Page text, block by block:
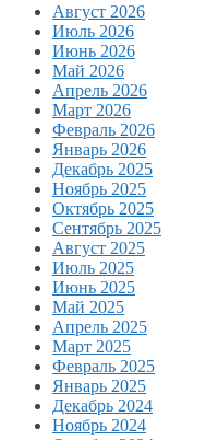
Август 2026
Июль 2026
Июнь 2026
Май 2026
Апрель 2026
Март 2026
Февраль 2026
Январь 2026
Декабрь 2025
Ноябрь 2025
Октябрь 2025
Сентябрь 2025
Август 2025
Июль 2025
Июнь 2025
Май 2025
Апрель 2025
Март 2025
Февраль 2025
Январь 2025
Декабрь 2024
Ноябрь 2024